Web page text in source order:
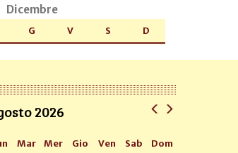
Dicembre
G V S D
2026
Mar Mer Gio Ven Sab Dom